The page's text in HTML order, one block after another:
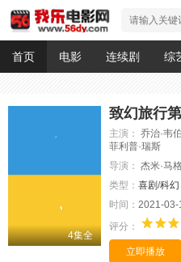
首页 电影 连续剧 综
4集全
致幻旅行
主演： 乔治·韦
菲利普·瑞斯
导演： 杰米·马
类型： 喜剧/科幻
时间： 2021-03-
评分：
立即播放